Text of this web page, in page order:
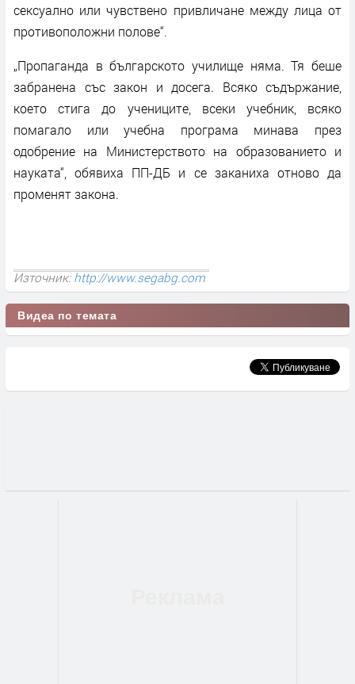
сексуално или чувствено привличане между лица от
противоположни полове“.
„Пропаганда в българското училище няма. Тя беше
забранена със закон и досега. Всяко съдържание,
което стига до учениците, всеки учебник, всяко
помагало или учебна програма минава през
одобрение на Министерството на образованието и
науката“, обявиха ПП-ДБ и се заканиха отново да
променят закона.
Източник:http://www.segabg.com
Видеа по темата